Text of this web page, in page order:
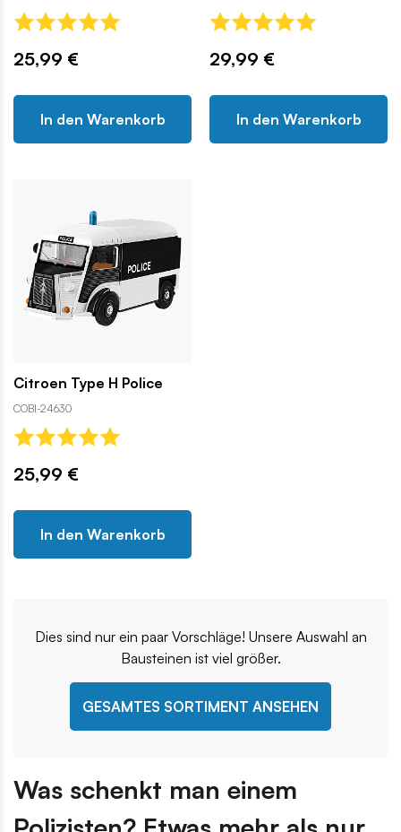
25,99 €
In den Warenkorb
29,99 €
In den Warenkorb
Citroen Type H Police
COBI-24630
25,99 €
In den Warenkorb
Dies sind nur ein paar Vorschläge! Unsere Auswahl an
Bausteinen ist viel größer.
GESAMTES SORTIMENT ANSEHEN
Was schenkt man einem